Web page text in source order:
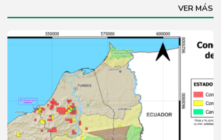
VER MÁS